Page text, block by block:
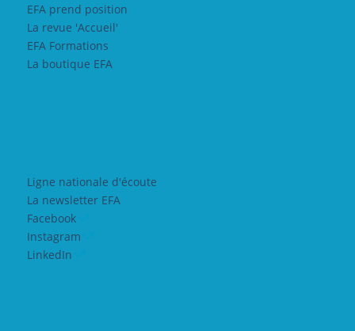
EFA prend position
La revue 'Accueil'
EFA Formations
La boutique EFA
Ligne nationale d'écoute
La newsletter EFA
Facebook
Instagram
LinkedIn